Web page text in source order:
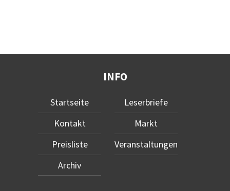
INFO
Startseite
Kontakt
Preisliste
Archiv
Leserbriefe
Markt
Veranstaltungen